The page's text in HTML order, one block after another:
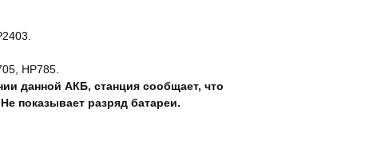
HP785.
данной АКБ, станция сообщает, что
показывает разряд батареи.